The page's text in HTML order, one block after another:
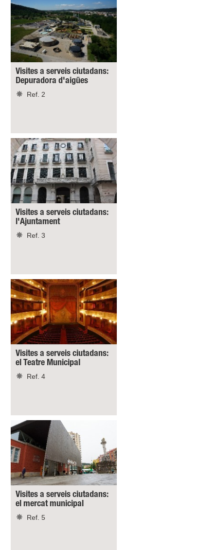
Visites a serveis ciutadans:
Depuradora d'aigües
Ref. 2
Visites a serveis ciutadans:
l'Ajuntament
Ref. 3
Visites a serveis ciutadans:
el Teatre Municipal
Ref. 4
Visites a serveis ciutadans:
el mercat municipal
Ref. 5